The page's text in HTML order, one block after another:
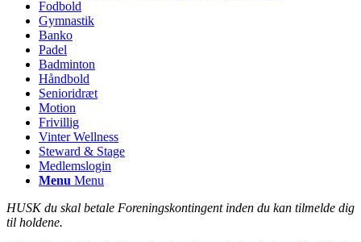
Fodbold
Gymnastik
Banko
Padel
Badminton
Håndbold
Senioridræt
Motion
Frivillig
Vinter Wellness
Steward & Stage
Medlemslogin
Menu Menu
HUSK du skal betale Foreningskontingent inden du kan tilmelde dig
til holdene.